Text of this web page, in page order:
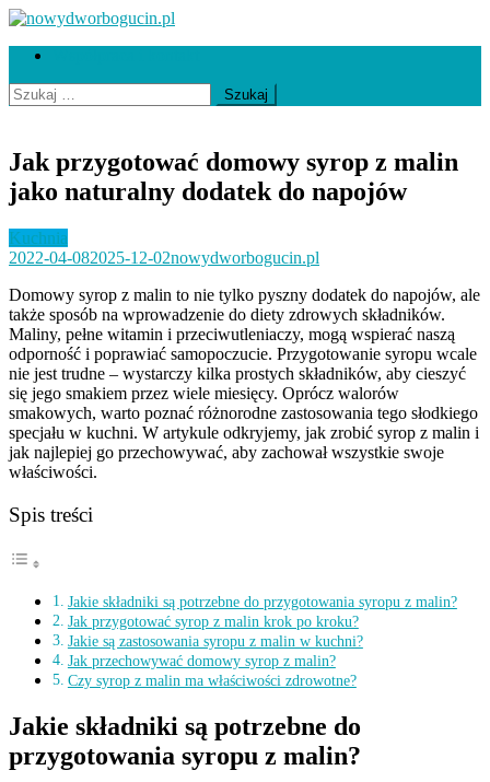
Skip
content
nowydworbogucin.pl
Szukaj:
Jak przygotować domowy syrop z malin
jako naturalny dodatek do napojów
Kuchnia
2022-04-082025-12-02nowydworbogucin.pl
Domowy syrop z malin to nie tylko pyszny dodatek do napojów, ale
także sposób na wprowadzenie do diety zdrowych składników.
Maliny, pełne witamin i przeciwutleniaczy, mogą wspierać naszą
odporność i poprawiać samopoczucie. Przygotowanie syropu wcale
nie jest trudne – wystarczy kilka prostych składników, aby cieszyć
się jego smakiem przez wiele miesięcy. Oprócz walorów
smakowych, warto poznać różnorodne zastosowania tego słodkiego
specjału w kuchni. W artykule odkryjemy, jak zrobić syrop z malin i
jak najlepiej go przechowywać, aby zachował wszystkie swoje
właściwości.
Spis treści
Jakie składniki są potrzebne do przygotowania syropu z malin?
Jak przygotować syrop z malin krok po kroku?
Jakie są zastosowania syropu z malin w kuchni?
Jak przechowywać domowy syrop z malin?
Czy syrop z malin ma właściwości zdrowotne?
Jakie składniki są potrzebne do
przygotowania syropu z malin?